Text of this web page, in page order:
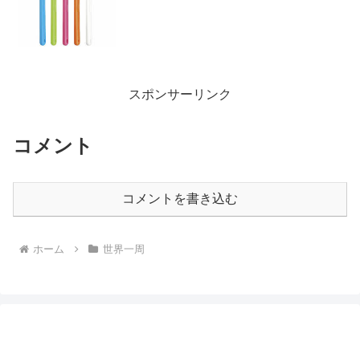
スポンサーリンク
コメント
コメントを書き込む
ホーム 世界一周